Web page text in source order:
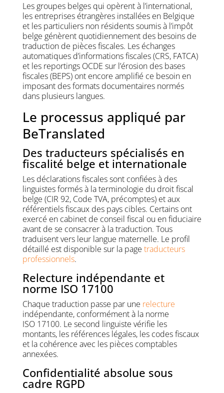
Les groupes belges qui opèrent à l’international,
les entreprises étrangères installées en Belgique
et les particuliers non résidents soumis à l’impôt
belge génèrent quotidiennement des besoins de
traduction de pièces fiscales. Les échanges
automatiques d’informations fiscales (CRS, FATCA)
et les reportings OCDE sur l’érosion des bases
fiscales (BEPS) ont encore amplifié ce besoin en
imposant des formats documentaires normés
dans plusieurs langues.
Le processus appliqué par
BeTranslated
Des traducteurs spécialisés en
fiscalité belge et internationale
Les déclarations fiscales sont confiées à des
linguistes formés à la terminologie du droit fiscal
belge (CIR 92, Code TVA, précomptes) et aux
référentiels fiscaux des pays cibles. Certains ont
exercé en cabinet de conseil fiscal ou en fiduciaire
avant de se consacrer à la traduction. Tous
traduisent vers leur langue maternelle. Le profil
détaillé est disponible sur la page traducteurs
professionnels.
Relecture indépendante et
norme ISO 17100
Chaque traduction passe par une relecture
indépendante, conformément à la norme
ISO 17100. Le second linguiste vérifie les
montants, les références légales, les codes fiscaux
et la cohérence avec les pièces comptables
annexées.
Confidentialité absolue sous
cadre RGPD